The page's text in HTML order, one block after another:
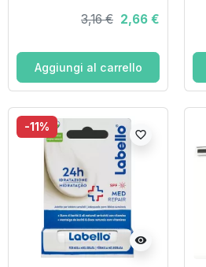
IDRATAZIONE
FONDENTE SULLE
3,16 € 2,66 €
Aggiungi al carrello
-11%
visibility
favorite_border